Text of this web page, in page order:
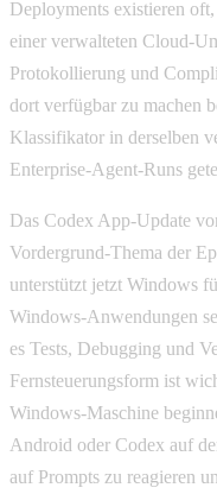
Deployments existieren
einer verwalteten Cloud-
Protokollierung und
dort verfügbar zu machen
Klassifikator in derselben
Enterprise-Agent-Runs
Das Codex App-Update
Vordergrund-Thema der
unterstützt jetzt Windows
Windows-Anwendungen
es Tests, Debugging und
Fernsteuerungsform ist
Windows-Maschine
Android oder Codex auf
auf Prompts zu reagieren